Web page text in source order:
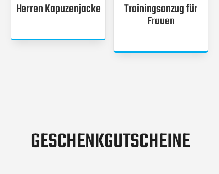
Herren Kapuzenjacke Trainingsanzug für
Frauen
GESCHENKGUTSCHEINE